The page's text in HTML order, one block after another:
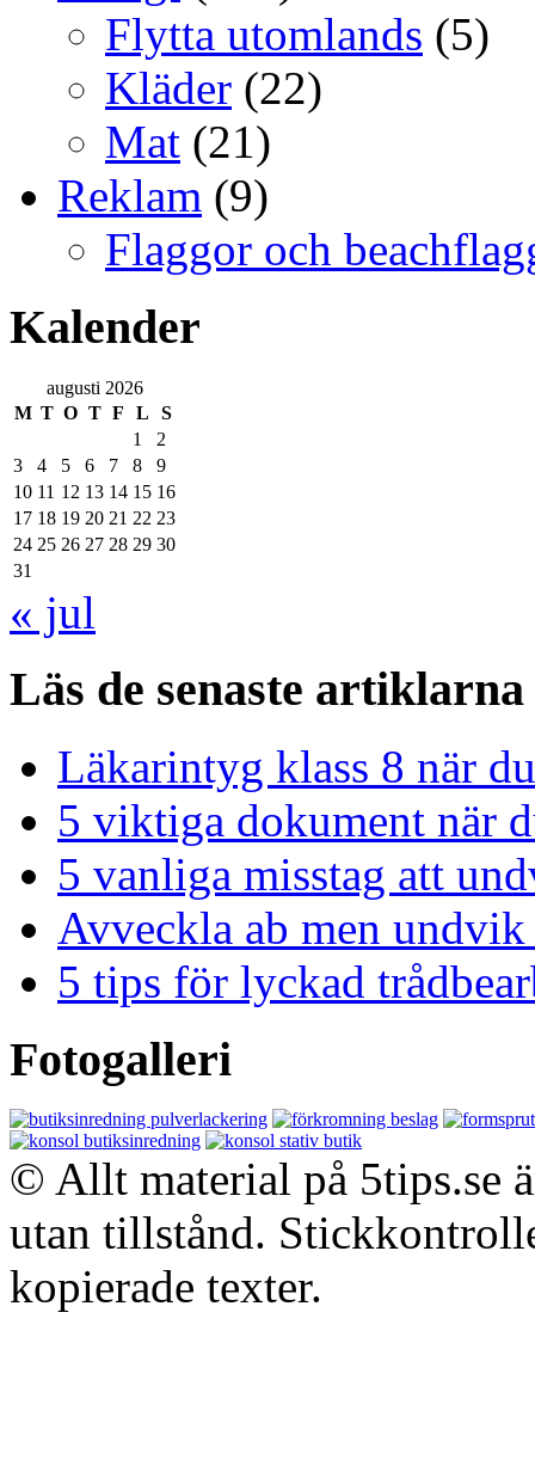
Flytta utomlands (5)
Kläder (22)
Mat (21)
Reklam (9)
Flaggor och
Kalender
augusti 2026
M T O T F L
S
1
2
3
4 5 6 7 8
9
10 11 12 13 14 15 16
17 18 19 20 21 22 23
24 25 26 27 28 29 30
31
« jul
Läs de senaste artiklarna
Läkarintyg klass 8 när
5 viktiga dokument när
5 vanliga misstag att
Avveckla ab men
5 tips för lyckad
Fotogalleri
© Allt material på 5tips.se
utan tillstånd.
kopierade texter.